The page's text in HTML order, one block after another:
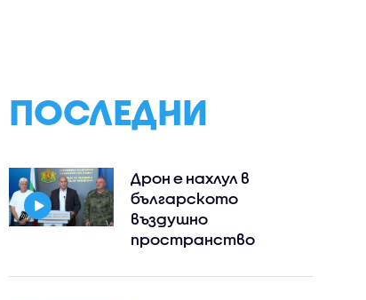
ПОСЛЕДНИ
Дрон е нахлул в
българското
въздушно
пространство